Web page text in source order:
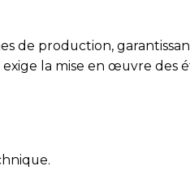
de production,
la mise en œuvre des